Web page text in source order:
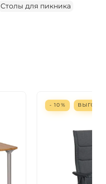
Столы для пикника
- 10% ВЫГОДА